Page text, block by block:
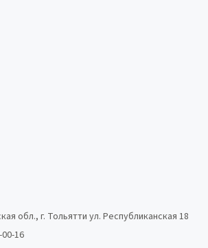
обл., г. Тольятти ул. Республиканская 18
16